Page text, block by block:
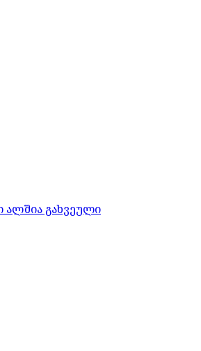
ალშია გახვეული